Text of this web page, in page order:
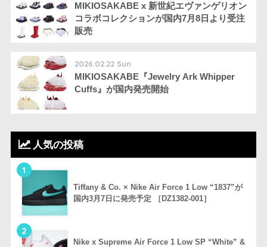
MIKIOSAKABE x 新世紀エヴァンゲリオン
コラボコレクションが国内7月8日より受注
販売
2026.02.22 Sun
MIKIOSAKABE『Jewelry Ark Whipper
Cuffs』が国内発売開始
人気の投稿
1
Tiffany & Co. × Nike Air Force 1 Low “1837”が
国内3月7日に発売予定 ［DZ1382-001］
2
Nike x Supreme Air Force 1 Low SP “White” &